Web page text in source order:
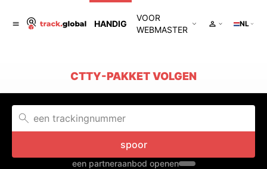
HANDIG
VOOR
WEBMASTER
NL
CTTY-PAKKET VOLGEN
spoor
een partneraanbod openen